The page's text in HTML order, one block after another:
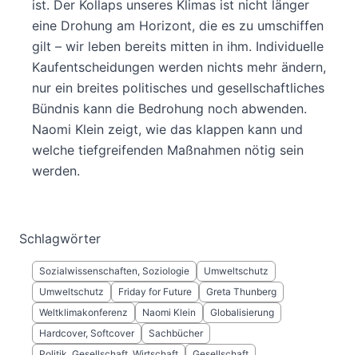
ist. Der Kollaps unseres Klimas ist nicht länger
eine Drohung am Horizont, die es zu umschiffen
gilt – wir leben bereits mitten in ihm. Individuelle
Kaufentscheidungen werden nichts mehr ändern,
nur ein breites politisches und gesellschaftliches
Bündnis kann die Bedrohung noch abwenden.
Naomi Klein zeigt, wie das klappen kann und
welche tiefgreifenden Maßnahmen nötig sein
werden.
Schlagwörter
Sozialwissenschaften, Soziologie
Umweltschutz
Umweltschutz
Friday for Future
Greta Thunberg
Weltklimakonferenz
Naomi Klein
Globalisierung
Hardcover, Softcover
Sachbücher